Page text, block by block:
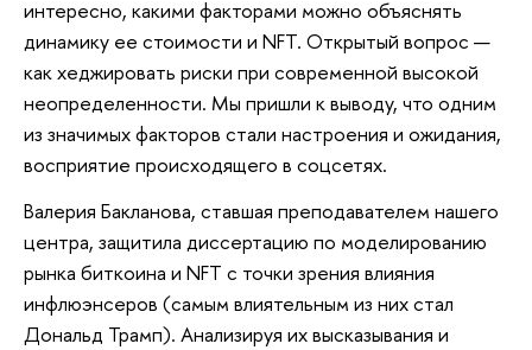
интересно, какими факторами можно объяснять
динамику ее стоимости и NFT. Открытый вопрос —
как хеджировать риски при современной высокой
неопределенности. Мы пришли к выводу, что одним
из значимых факторов стали настроения и ожидания,
восприятие происходящего в соцсетях.
Валерия Бакланова, ставшая преподавателем нашего
центра, защитила диссертацию по моделированию
рынка биткоина и NFT с точки зрения влияния
инфлюэнсеров (самым влиятельным из них стал
Дональд Трамп). Анализируя их высказывания и